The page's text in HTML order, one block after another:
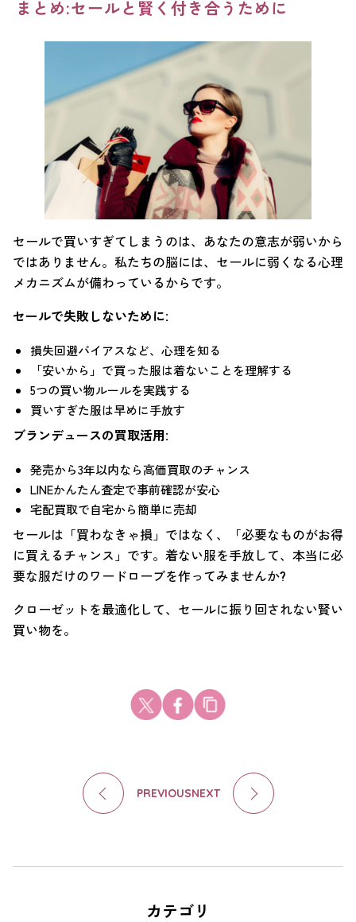
まとめ:セールと賢く付き合うために
セールで買いすぎてしまうのは、あなたの意志が弱いから
ではありません。私たちの脳には、セールに弱くなる心理
メカニズムが備わっているからです。
セールで失敗しないために:
損失回避バイアスなど、心理を知る
「安いから」で買った服は着ないことを理解する
5つの買い物ルールを実践する
買いすぎた服は早めに手放す
ブランデュースの買取活用:
発売から3年以内なら高価買取のチャンス
LINEかんたん査定で事前確認が安心
宅配買取で自宅から簡単に売却
セールは「買わなきゃ損」ではなく、「必要なものがお得
に買えるチャンス」です。着ない服を手放して、本当に必
要な服だけのワードローブを作ってみませんか?
クローゼットを最適化して、セールに振り回されない賢い
買い物を。
PREVIOUSNEXT
カテゴリ